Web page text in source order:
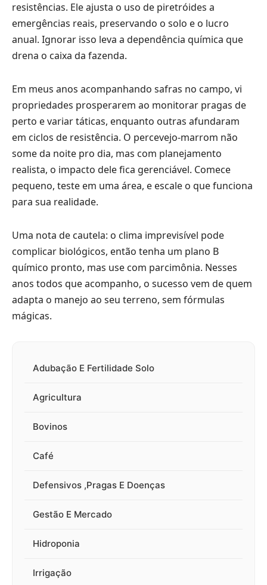
resistências. Ele ajusta o uso de piretróides a
emergências reais, preservando o solo e o lucro
anual. Ignorar isso leva a dependência química que
drena o caixa da fazenda.
Em meus anos acompanhando safras no campo, vi
propriedades prosperarem ao monitorar pragas de
perto e variar táticas, enquanto outras afundaram
em ciclos de resistência. O percevejo-marrom não
some da noite pro dia, mas com planejamento
realista, o impacto dele fica gerenciável. Comece
pequeno, teste em uma área, e escale o que funciona
para sua realidade.
Uma nota de cautela: o clima imprevisível pode
complicar biológicos, então tenha um plano B
químico pronto, mas use com parcimônia. Nesses
anos todos que acompanho, o sucesso vem de quem
adapta o manejo ao seu terreno, sem fórmulas
mágicas.
Adubação E Fertilidade Solo
Agricultura
Bovinos
Café
Defensivos ,Pragas E Doenças
Gestão E Mercado
Hidroponia
Irrigação